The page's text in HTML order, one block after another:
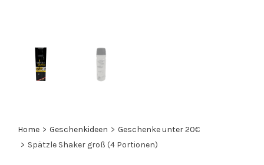
Home > Geschenkideen > Geschenke unter 20€
> Spätzle Shaker groß (4 Portionen)